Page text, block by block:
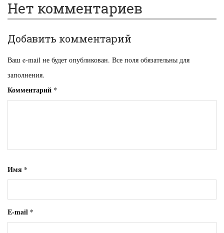
Нет комментариев
Добавить комментарий
Ваш e-mail не будет опубликован. Все поля обязательны для
заполнения.
Комментарий *
Имя *
E-mail *